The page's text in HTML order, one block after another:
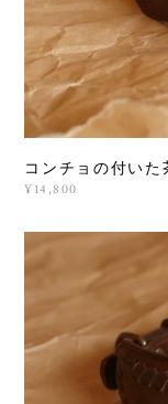
コンチョの付い
¥14,800